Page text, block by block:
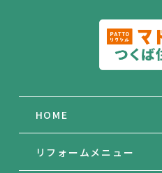
HOME
リフォームメニュー